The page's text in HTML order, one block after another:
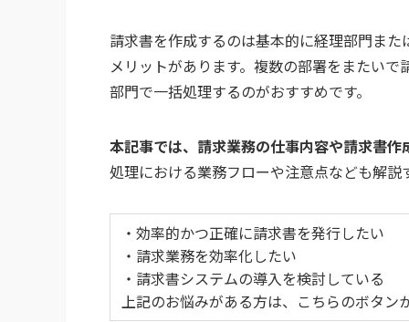
請求書を作成するのは基本的に経理部門ま
メリットがあります。複数の部署をまたい
部門で一括処理するのがおすすめです。
本記事では、請求業務の仕事内容や請求書
処理における業務フローや注意点なども解
・効率的かつ正確に請求書を発行したい
・請求業務を効率化したい
・請求書システムの導入を検討している
上記のお悩みがある方は、こちらのボタン